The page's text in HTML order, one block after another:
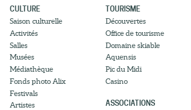
CULTURE
Saison culturelle
Activités
Salles
Musées
Médiathèque
Fonds photo Alix
Festivals
Artistes
TOURISME
Découvertes
Office de tourisme
Domaine skiable
Aquensis
Pic du Midi
Casino
ASSOCIATIONS